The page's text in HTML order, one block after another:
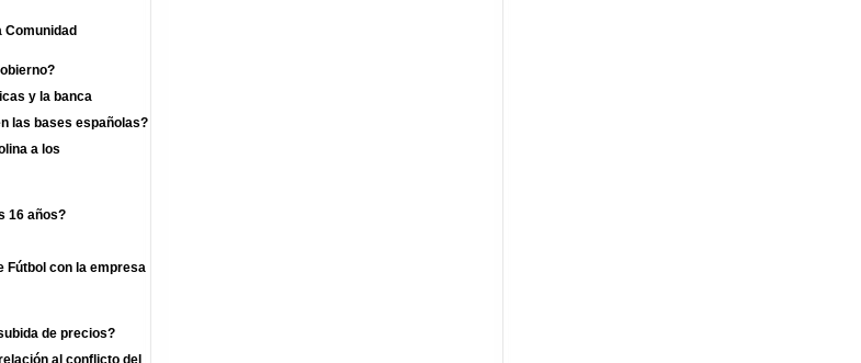
y la banca
las bases españolas?
a los
16 años?
Fútbol con la empresa
de precios?
al conflicto del